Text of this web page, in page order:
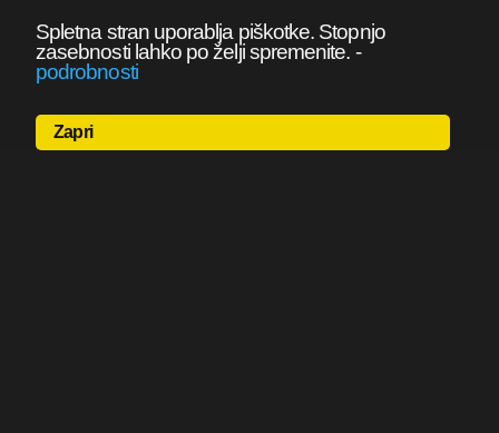
Spletna stran uporablja piškotke. Stopnjo
zasebnosti lahko po želji spremenite. -
podrobnosti
Zapri